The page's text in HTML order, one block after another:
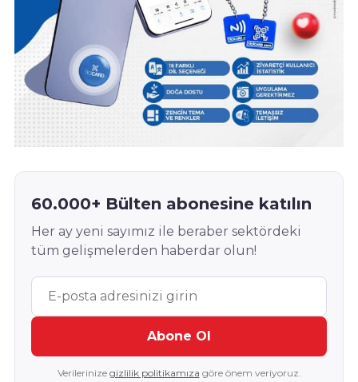
60.000+ Bülten abonesine katılın
Her ay yeni sayımız ile beraber sektördeki
tüm gelişmelerden haberdar olun!
Abone Ol
Verilerinize gizlilik politikamıza göre önem veriyoruz.